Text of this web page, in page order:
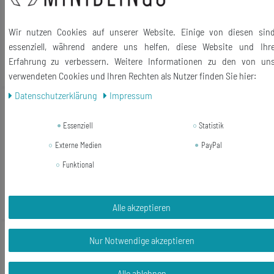
12,99 €
1Stück
In den Warenkorb
inkl. ges. MwSt. zzgl. Versandkosten
Neuheit
Weinflaschen Charm Miniblings
Weißwein
1
inkl. ges. MwSt.zzgl.Versandkosten
Weinflaschen Charm Miniblings
Anhänger Wein Flasche Getränk rot
Rotwein
Wir nutzen Cookies auf unserer Website. Einige von diesen
essenziell, während andere uns helfen, diese Website und
Erfahrung zu verbessern. Weitere Informationen zu den von
verwendeten Cookies und Ihren Rechten als Nutzer finden Sie hier:
Daten­schutz­erklärung
Impressum
Essenziell
Statistik
Externe Medien
PayPal
Funktional
Alle akzeptieren
Nur Notwendige akzeptieren